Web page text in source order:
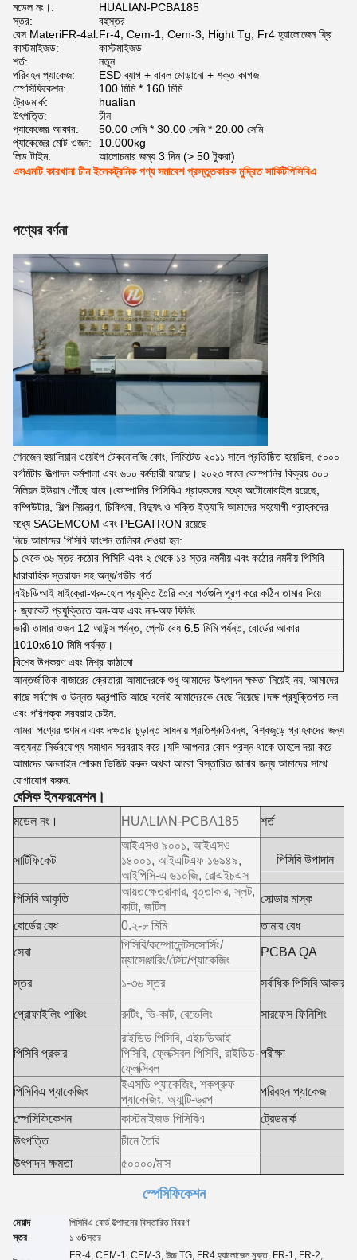
মডেল নং।:
HUALIAN-PCBA185
স্তর:
বহুস্তর
বেস MateriFR-4al:Fr-4, Cem-1, Cem-3, Hight Tg, Fr4 হ্যালোজেন ফ্রি
কাস্টমাইজড:
কাস্টমাইজড
শর্ত:
নতুন
পরিবহন প্যাকেজ:
ESD ব্যাগ + বাবল মোড়ানো + শক্ত কাগজ
স্পেসিফিকেশন:
100 মিমি * 160 মিমি
ট্রেডমার্ক:
hualian
উৎপত্তি:
চীন
প্যাকেজের আকার:
50.00 সেমি * 30.00 সেমি * 20.00 সেমি
প্যাকেজের মোট ওজন:
10.000kg
লিড টাইম:
আলোচনার জন্য 3 দিন (> 50 টুকরা)
এসএমটি কারখানা চীন ইলেকট্রনিক পণ্য সমাবেশ প্রস্তুতকারক মুদ্রিত সার্কিটপিসিবিএ
পণ্যের বর্ণনা
শেনজেন হুয়ালিয়ান ওয়েইপ টেকনোলজি কোং, লিমিটেড ২০১১ সালে প্রতিষ্ঠিত হয়েছিল, ৫০০০
বর্গমিটার উত্পাদন কর্মশালা এবং ৬০০ কর্মচারী রয়েছে। ২০২৩ সালে কোম্পানির বিক্রয় ৩০০
মিলিয়ন ইউয়ান পৌঁছে যাবে।কোম্পানির পিসিবিএ গ্রাহকদের মধ্যে অটোমোবাইল রয়েছে,
কম্পিউটার, শিল্প নিয়ন্ত্রণ, চিকিৎসা, বিদ্যুৎ ও শক্তি ইত্যাদি আমাদের সহযোগী গ্রাহকদের
মধ্যে SAGEMCOM এবং PEGATRON রয়েছে
নিচে আমাদের পিসিবি ফাংশন তালিকা দেওয়া হল:
১ থেকে ৩৬ স্তর কঠোর পিসিবি এবং ২ থেকে ১৪ স্তর নমনীয় এবং কঠোর নমনীয় পিসিবি
ধারাবাহিক স্তরায়ন সহ অন্ধ/গভীর গর্ত
এইচডিআই মাইক্রো-থ্রু-হোল প্রযুক্তি তৈরি করে গর্তগুলি পূরণ করে কঠিন তামার দিয়ে
· জ্যাকেট প্রযুক্তিতে অন-অফ এবং নন-অফ ফিলিং
ভারী তামার ওজন 12 আউন্স পর্যন্ত, প্লেট বেধ 6.5 মিমি পর্যন্ত, বোর্ডের আকার
1010x610 মিমি পর্যন্ত।
বিশেষ উপকরণ এবং মিশ্র কাঠামো
আন্তর্জাতিক বাজারের ক্রেতারা আমাদেরকে শুধু আমাদের উৎপাদন ক্ষমতা নিয়েই নয়, আমাদের
কাছে সর্বশেষ ও উন্নত যন্ত্রপাতি আছে বলেই আমাদেরকে বেছে নিয়েছে।দক্ষ প্রযুক্তিগত দল
এবং পরিপক্ক সরবরাহ চেইন.
আমরা পণ্যের গুণমান এবং দক্ষতার চূড়ান্ত সাধনায় প্রতিশ্রুতিবদ্ধ, বিশ্বজুড়ে গ্রাহকদের জন্য
অত্যন্ত নির্ভরযোগ্য সমাধান সরবরাহ করে।যদি আপনার কোন প্রশ্ন থাকে তাহলে দয়া করে
আমাদের অনলাইন শোরুম ভিজিট করুন অথবা আরো বিস্তারিত জানার জন্য আমাদের সাথে
যোগাযোগ করুন.
বেসিক ইনফরমেশন।
মডেল নং। HUALIAN-PCBA185 শর্ত
সার্টিফিকেট
আইএসও ৯০০১, আইএসও
১৪০০১, আইএটিএফ ১৬৯৪৯,
আইপিসি-এ ৬১০জি, রোএইচএস
পিসিবি উপাদান
পিসিবি আকৃতি
আয়তক্ষেত্রাকার, বৃত্তাকার, স্লট,
কাটা, জটিল
সোল্ডার মাস্ক
বোর্ডের বেধ
0.২-৮ মিমি তামার বেধ
সেবা
পিসিবি/কম্পোনেন্টসসোর্সিং/
ম্যাসেঞ্জারিং/টেস্ট/প্যাকেজিং
PCBA QA
স্তর
১-৩৬ স্তর সর্বাধিক পিসিবি আকার
প্রোফাইলিং পাঞ্চিং
রুটিং, ভি-কাট, বেভেলিং সারফেস ফিনিশিং
পিসিবি প্রকার
রাইডিড পিসিবি, এইচডিআই
পিসিবি, ফ্লেক্সিবল পিসিবি, রাইডিড-
ফ্লেক্সিবল
পরীক্ষা
পিসিবিএ প্যাকেজিং
ইএসডি প্যাকেজিং, শকপ্রুফ
প্যাকেজিং, অ্যান্টি-ড্রপ
পরিবহন প্যাকেজ
স্পেসিফিকেশন
কাস্টমাইজড পিসিবিএ ট্রেডমার্ক
উৎপত্তি
চীনে তৈরি
উৎপাদন ক্ষমতা
৫০০০০/মাস
স্পেসিফিকেশন
মেয়াদ
পিসিবিএ বোর্ড উত্পাদনের বিস্তারিত বিবরণ
স্তর
১-৩6স্তর
FR-4, CEM-1, CEM-3, উচ্চ TG, FR4 হ্যালোজেন মুক্ত, FR-1, FR-2,